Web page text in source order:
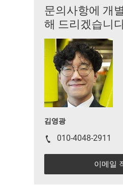
문의사항에 개
해 드리겠습니
김영광
010-4048-2911
이메일